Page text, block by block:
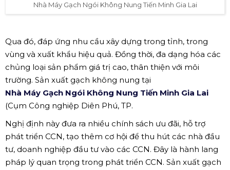
Nhà Máy Gạch Ngói Không Nung Tiến Minh Gia Lai
Qua đó, đáp ứng nhu cầu xây dựng trong tỉnh, trong
vùng và xuất khẩu hiệu quả. Đồng thời, đa dạng hóa các
chủng loại sản phẩm giá trị cao, thân thiện với môi
trường. Sản xuất gạch không nung tại
Nhà Máy Gạch Ngói Không Nung Tiến Minh Gia Lai
(Cụm Công nghiệp Diên Phú, TP.
Nghị định này đưa ra nhiều chính sách ưu đãi, hỗ trợ
phát triển CCN, tạo thêm cơ hội để thu hút các nhà đầu
tư, doanh nghiệp đầu tư vào các CCN. Đây là hành lang
pháp lý quan trọng trong phát triển CCN. Sản xuất gạch